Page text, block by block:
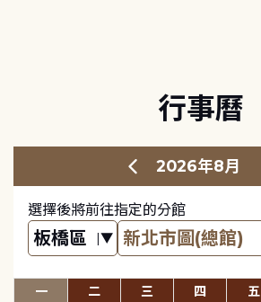
行事曆
2026年8月
選擇後將前往指定的分館
一 二 三 四 五